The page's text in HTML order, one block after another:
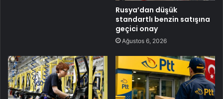
Rusya’dan düşük
standartlı benzin satışına
geçici onay
Ağustos 6, 2026